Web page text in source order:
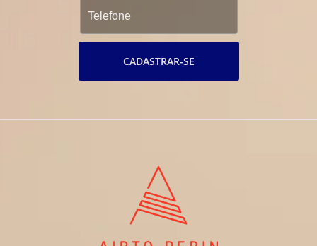
CADASTRAR-SE